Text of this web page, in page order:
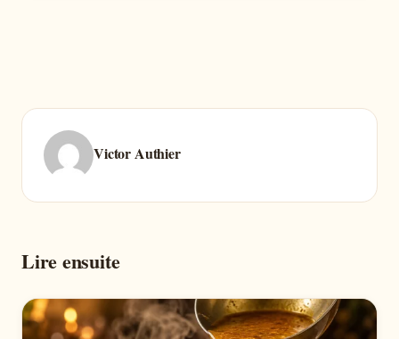
Victor Authier
Lire ensuite